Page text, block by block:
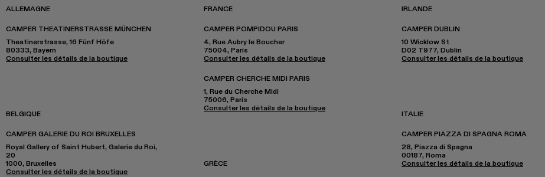
ALLEMAGNE
CAMPER THEATINERSTRASSE MÜNCHEN
Theatinerstrasse, 16 Fünf Höfe
80333, Bayern
Consulter les détails de la boutique
BELGIQUE
CAMPER GALERIE DU ROI BRUXELLES
Royal Gallery of Saint Hubert, Galerie du Roi,
20
1000, Bruxelles
Consulter les détails de la boutique
FRANCE
CAMPER POMPIDOU PARIS
4, Rue Aubry le Boucher
75004, París
Consulter les détails de la boutique
CAMPER CHERCHE MIDI PARIS
1, Rue du Cherche Midi
75006, París
Consulter les détails de la boutique
GRÈCE
IRLANDE
CAMPER DUBLIN
10 Wicklow St
D02 T977, Dublin
Consulter les détails de la boutique
ITALIE
CAMPER PIAZZA DI SPAGNA ROMA
28, Piazza di Spagna
00187, Roma
Consulter les détails de la boutique